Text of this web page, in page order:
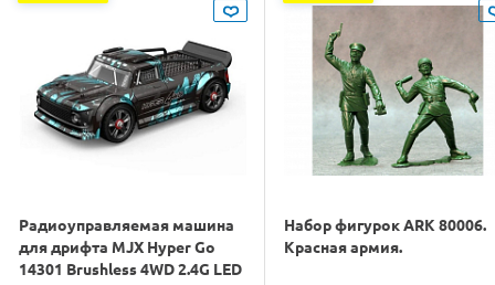
Радиоуправляемая машина
для дрифта MJX Hyper Go
14301 Brushless 4WD 2.4G LED
Набор фигурок ARK 80006.
Красная армия.